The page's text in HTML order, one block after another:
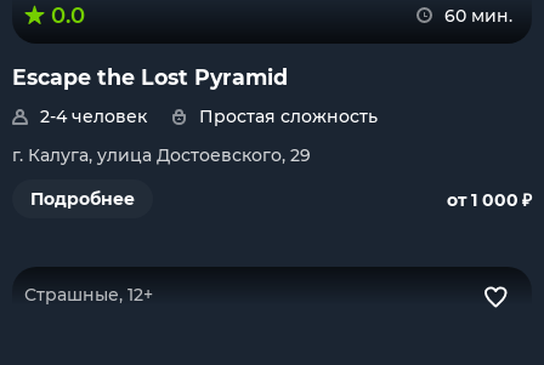
0.0 60 мин.
Escape the Lost Pyramid
2-4 человек
Простая сложность
г. Калуга, улица Достоевского, 29
Подробнее
от 1 000 ₽
Страшные, 12+